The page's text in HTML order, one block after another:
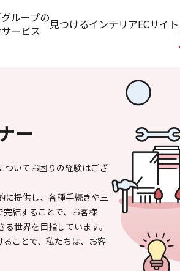
ループの
ービス
見つけるインテリアECサイト
ー
ついてお困りの経験はござ
に提供し、各種手続きや三
結することで、お客様
世界を目指しています。
ことで、私たちは、お客